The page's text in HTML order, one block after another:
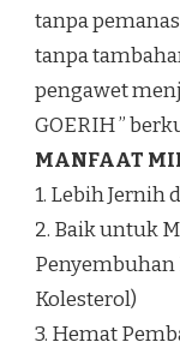
tanpa
tanpa
pengawet
GOERIH ”
MANFAAT
1. Lebih Jernih
2. Baik untuk
Penyembuhan
Kolesterol)
3. Hemat